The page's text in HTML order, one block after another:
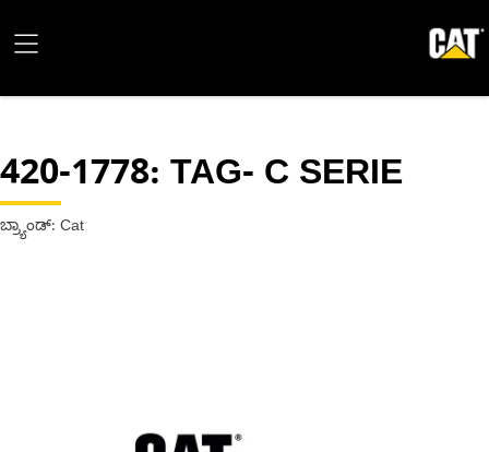
420-1778: TAG- C SERIE
ಬ್ರ್ಯಾಂಡ್: Cat